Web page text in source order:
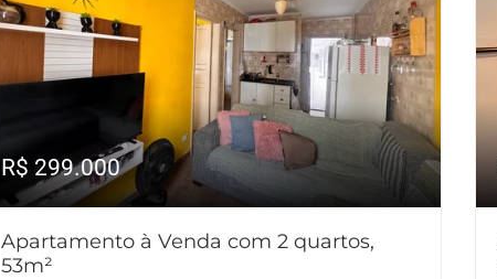
R$ 299.000
Apartamento à Venda com 2 quartos,
53m²